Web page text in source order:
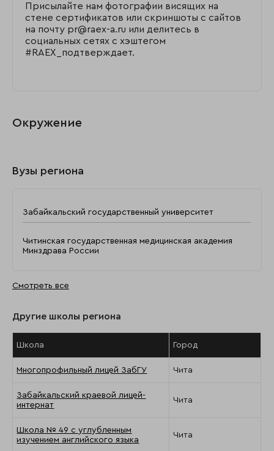
Присылайте нам фотографии висящих на
стене сертификатов или скриншоты с сайтов
на почту pr@raex-a.ru или делитесь в
социальных сетях с хэштегом
#RAEX_подтверждает.
Окружение
Вузы региона
Забайкальский государственный университет
Читинская государственная медицинская академия
Минздрава России
Смотреть все
Другие школы региона
Школа Город
Многопрофильный лицей ЗабГУ Чита
Забайкальский краевой лицей-
интернат
Чита
Школа № 49 с углубленным
изучением английского языка
Чита